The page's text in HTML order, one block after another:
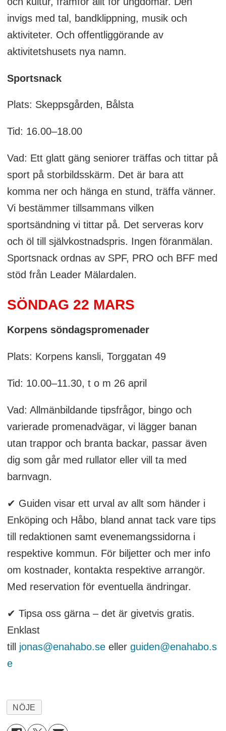
invigs med tal, bandklippning, musik och
aktiviteter. Och offentliggörande av
aktivitetshusets nya namn.
Sportsnack
Plats: Skeppsgården, Bålsta
Tid: 16.00–18.00
Vad: Ett glatt gäng seniorer träffas och tittar på
sport på storbildsskärm. Det är bara att
komma ner och hänga en stund, träffa vänner.
Vi bestämmer tillsammans vilken
sportsändning vi tittar på. Det serveras korv
och öl till självkostnadspris. Ingen föranmälan.
Sportsnack ordnas av SPF, PRO och BFF med
stöd från Leader Mälardalen.
SÖNDAG 22 MARS
Korpens söndagspromenader
Plats: Korpens kansli, Torggatan 49
Tid: 10.00–11.30, t o m 26 april
Vad: Allmänbildande tipsfrågor, bingo och
varierade promenadvägar, vi lägger banan
utan trappor och branta backar, passar även
dig som går med rullator eller vill ta med
barnvagn.
✔ Guiden visar ett urval av allt som händer i
Enköping och Håbo, bland annat tack vare tips
till redaktionen samt evenemangssidorna i
respektive kommun. För biljetter och mer info
om kostnader, kontakta respektive arrangör.
Med reservation för eventuella ändringar.
✔ Tipsa oss gärna – det är givetvis gratis.
Enklast
till jonas@enahabo.seeller guiden@enahabo.s
e
NÖJE